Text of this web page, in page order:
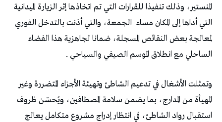
المنستير، وذلك تنفيذا للقرارات التي تم اتخاذها إثر الزيارة الميدانية
التي أداها إلى المكان مساء الجمعة، والتي أذنت بالتدخل الفوري
لمعالجة بعض النقائص المسجلة، ضمانا لجاهزية هذا الفضاء
الساحلي مع انطلاق الموسم الصيفي والسياحي .
وتمثلت الأشغال في تدعيم الشاطئ وتهيئة الأجزاء المتضررة وغير
المهيأة من المدارج، بما يضمن سلامة المصطافين، ويُحسّن ظروف
استقبال رواد الشاطئ، في انتظار إدراج مشروع متكامل يعالج